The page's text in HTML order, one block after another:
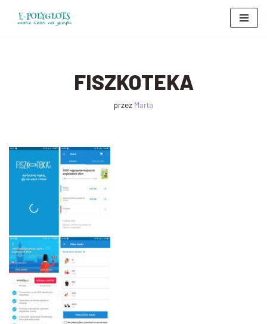
FISZKOTEKA
przez Marta